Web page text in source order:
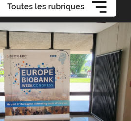
Toutes les rubriques